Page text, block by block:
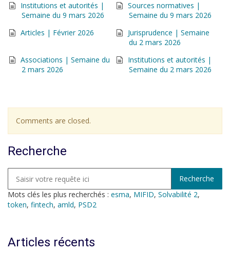
Institutions et autorités |
Semaine du 9 mars 2026
Sources normatives |
Semaine du 9 mars 2026
Articles | Février 2026
Jurisprudence | Semaine
du 2 mars 2026
Associations | Semaine du
2 mars 2026
Institutions et autorités |
Semaine du 2 mars 2026
Comments are closed.
Recherche
Mots clés les plus recherchés : esma, MIFID, Solvabilité 2,
token, fintech, amld, PSD2
Articles récents